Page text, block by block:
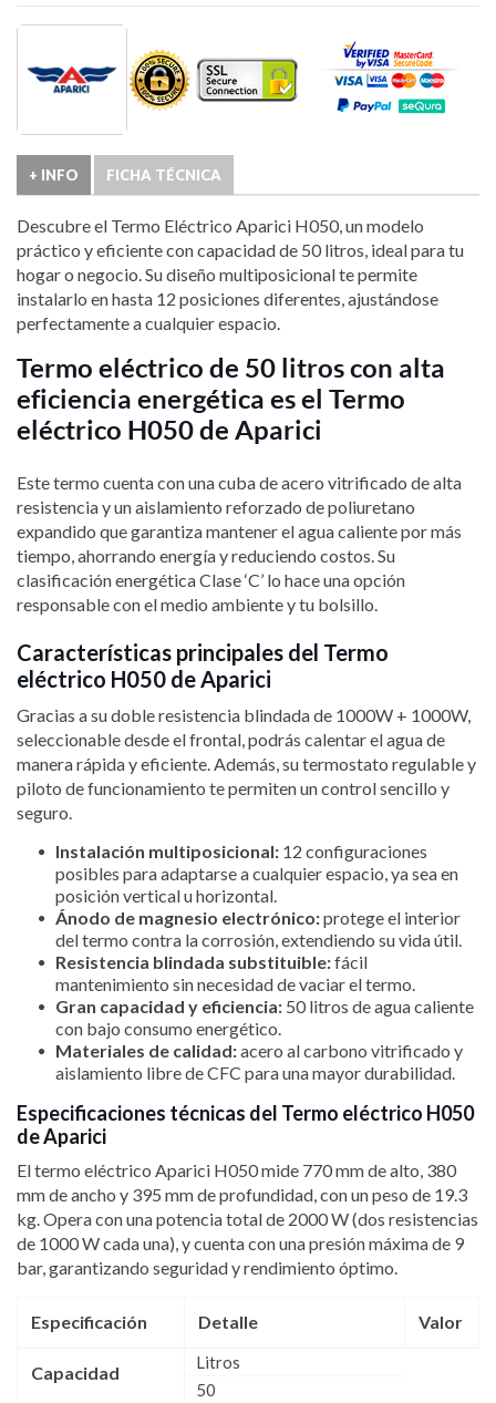
+ INFO FICHA TÉCNICA
Descubre el Termo Eléctrico Aparici H050, un modelo
práctico y eficiente con capacidad de 50 litros, ideal para tu
hogar o negocio. Su diseño multiposicional te permite
instalarlo en hasta 12 posiciones diferentes, ajustándose
perfectamente a cualquier espacio.
Termo eléctrico de 50 litros con alta
eficiencia energética es el Termo
eléctrico H050 de Aparici
Este termo cuenta con una cuba de acero vitrificado de alta
resistencia y un aislamiento reforzado de poliuretano
expandido que garantiza mantener el agua caliente por más
tiempo, ahorrando energía y reduciendo costos. Su
clasificación energética Clase ‘C’ lo hace una opción
responsable con el medio ambiente y tu bolsillo.
Características principales del Termo
eléctrico H050 de Aparici
Gracias a su doble resistencia blindada de 1000W + 1000W,
seleccionable desde el frontal, podrás calentar el agua de
manera rápida y eficiente. Además, su termostato regulable y
piloto de funcionamiento te permiten un control sencillo y
seguro.
Instalación multiposicional: 12 configuraciones
posibles para adaptarse a cualquier espacio, ya sea en
posición vertical u horizontal.
Ánodo de magnesio electrónico:protege el interior
del termo contra la corrosión, extendiendo su vida útil.
Resistencia blindada substituible:fácil
mantenimiento sin necesidad de vaciar el termo.
Gran capacidad y eficiencia: 50 litros de agua caliente
con bajo consumo energético.
Materiales de calidad:acero al carbono vitrificado y
aislamiento libre de CFC para una mayor durabilidad.
Especificaciones técnicas del Termo eléctrico H050
de Aparici
El termo eléctrico Aparici H050 mide 770 mm de alto, 380
mm de ancho y 395 mm de profundidad, con un peso de 19.3
kg. Opera con una potencia total de 2000 W (dos resistencias
de 1000 W cada una), y cuenta con una presión máxima de 9
bar, garantizando seguridad y rendimiento óptimo.
Especificación Detalle Valor
Capacidad
Litros
50